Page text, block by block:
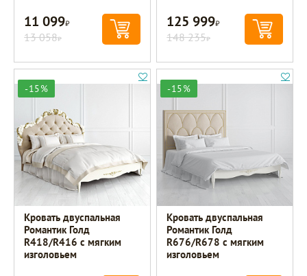
11 099Р
13 058Р
125 999Р
148 235Р
-15%
Кровать двуспальная
Романтик Голд
R418/R416 с мягким
изголовьем
-15%
Кровать двуспальная
Романтик Голд
R676/R678 с мягким
изголовьем